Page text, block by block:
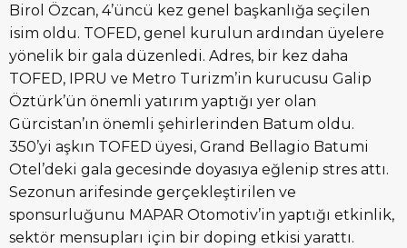
Birol Özcan, 4’üncü kez genel başkanlığa seçilen
isim oldu. TOFED, genel kurulun ardından üyelere
yönelik bir gala düzenledi. Adres, bir kez daha
TOFED, IPRU ve Metro Turizm’in kurucusu Galip
Öztürk’ün önemli yatırım yaptığı yer olan
Gürcistan’ın önemli şehirlerinden Batum oldu.
350’yi aşkın TOFED üyesi, Grand Bellagio Batumi
Otel’deki gala gecesinde doyasıya eğlenip stres attı.
Sezonun arifesinde gerçekleştirilen ve
sponsurluğunu MAPAR Otomotiv’in yaptığı etkinlik,
sektör mensupları için bir doping etkisi yarattı.